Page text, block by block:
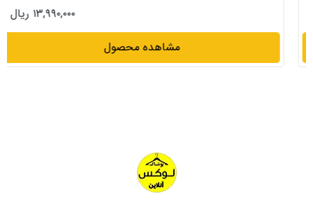
۱۳,۹۹۰,۰۰۰ ریال
مشاهده محصول